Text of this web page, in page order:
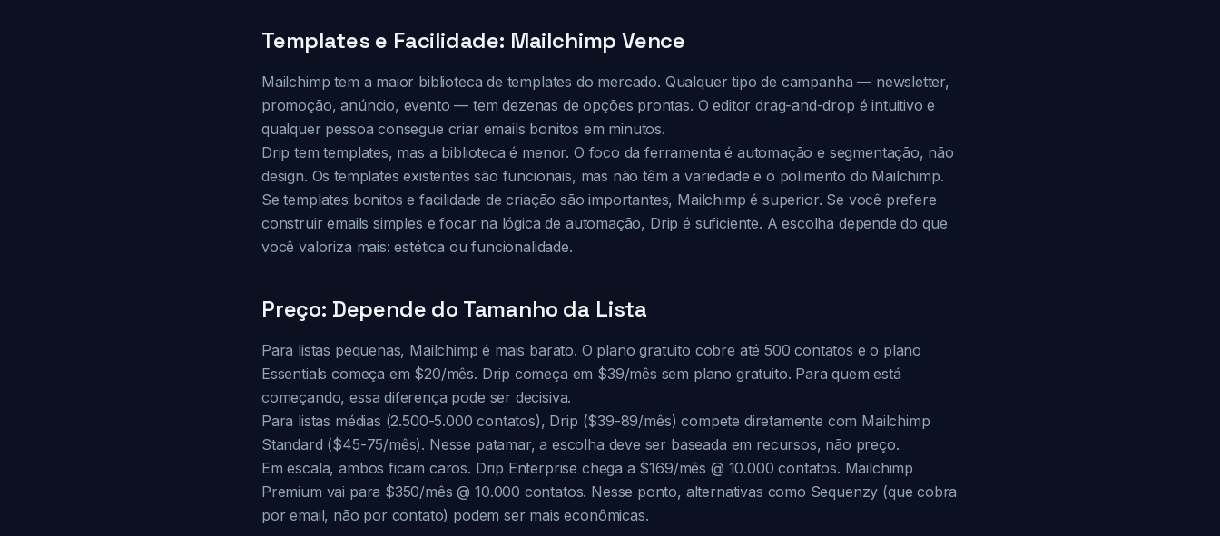
Templates e Facilidade: Mailchimp Vence
Mailchimp tem a maior biblioteca de templates do mercado. Qualquer tipo de campanha — newsletter,
promoção, anúncio, evento — tem dezenas de opções prontas. O editor drag-and-drop é intuitivo e
qualquer pessoa consegue criar emails bonitos em minutos.
Drip tem templates, mas a biblioteca é menor. O foco da ferramenta é automação e segmentação, não
design. Os templates existentes são funcionais, mas não têm a variedade e o polimento do Mailchimp.
Se templates bonitos e facilidade de criação são importantes, Mailchimp é superior. Se você prefere
construir emails simples e focar na lógica de automação, Drip é suficiente. A escolha depende do que
você valoriza mais: estética ou funcionalidade.
Preço: Depende do Tamanho da Lista
Para listas pequenas, Mailchimp é mais barato. O plano gratuito cobre até 500 contatos e o plano
Essentials começa em $20/mês. Drip começa em $39/mês sem plano gratuito. Para quem está
começando, essa diferença pode ser decisiva.
Para listas médias (2.500-5.000 contatos), Drip ($39-89/mês) compete diretamente com Mailchimp
Standard ($45-75/mês). Nesse patamar, a escolha deve ser baseada em recursos, não preço.
Em escala, ambos ficam caros. Drip Enterprise chega a $169/mês @ 10.000 contatos. Mailchimp
Premium vai para $350/mês @ 10.000 contatos. Nesse ponto, alternativas como Sequenzy (que cobra
por email, não por contato) podem ser mais econômicas.